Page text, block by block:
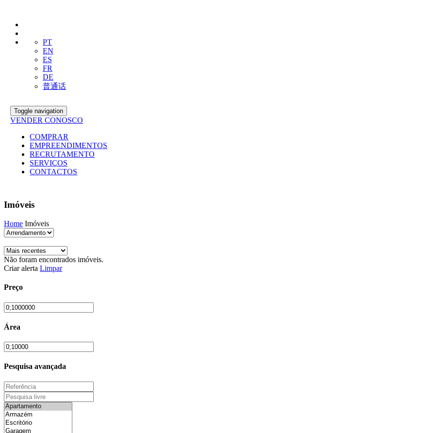
PT
EN
ES
FR
DE
普通话
Toggle navigation
VENDER CONOSCO
COMPRAR
EMPREENDIMENTOS
RECRUTAMENTO
SERVIÇOS
CONTACTOS
Imóveis
Home Imóveis
Não foram encontrados imóveis.
Criar alerta Limpar
Preço
Área
Pesquisa avançada